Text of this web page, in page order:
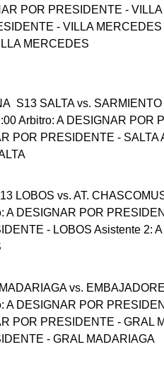
POR PRESIDENTE -
- VILLA
MERCEDES
S13 SALTA vs.
Arbitro: A DESIGNAR POR
POR PRESIDENTE - SALTA
LOBOS vs. AT.
A DESIGNAR POR
- LOBOS Asistente 2:
vs.
A DESIGNAR POR
POR PRESIDENTE - GRAL
- GRAL MADARIAGA